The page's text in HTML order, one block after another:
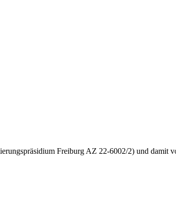
Freiburg AZ 22-6002/2) und damit